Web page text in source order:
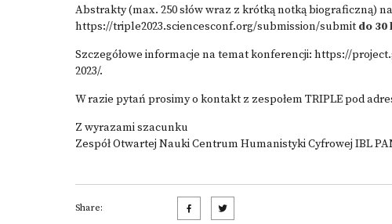
Abstrakty (max. 250 słów wraz z krótką notką biograficzną)
https://triple2023.sciencesconf.org/submission/submit do
Szczegółowe informacje na temat konferencji: https://
2023/.
W razie pytań prosimy o kontakt z zespołem TRIPLE pod
Z wyrazami szacunku
Zespół Otwartej Nauki Centrum Humanistyki Cyfrowej IBL
Share: